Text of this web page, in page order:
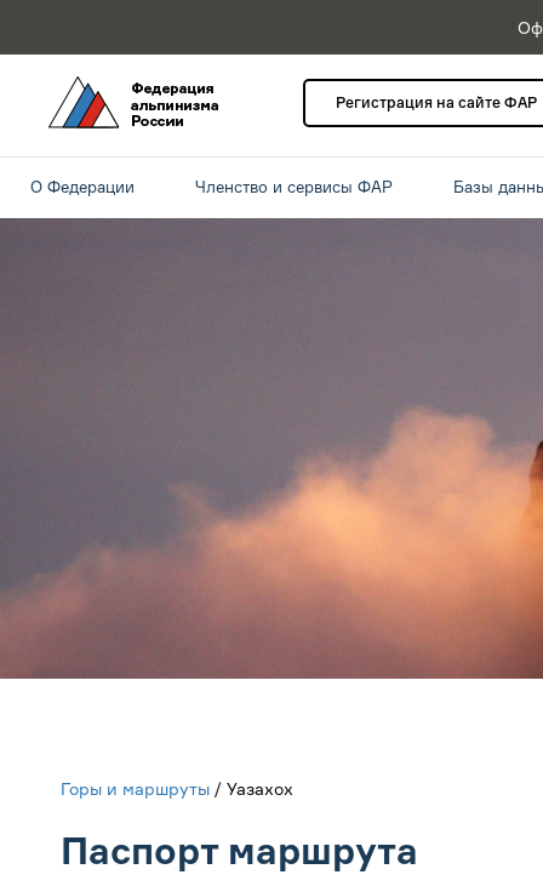
Регистрация на сайте ФАР
О Федерации Членство и сервисы ФАР Базы
Горы и маршруты / Уазахох
Паспорт маршрута